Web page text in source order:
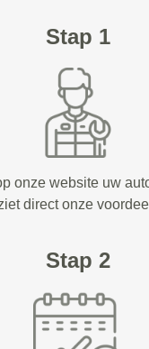
Stap 1
onze website uw
direct onze
Stap 2